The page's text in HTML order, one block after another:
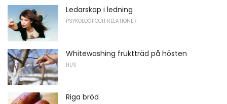
Ledarskap i ledning
PSYKOLOGI OCH RELATIONER
Whitewashing fruktträd på hösten
HUS
Riga bröd